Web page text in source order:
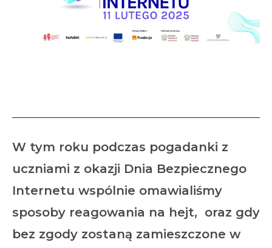
W tym roku podczas pogadanki z
uczniami z okazji Dnia Bezpiecznego
Internetu wspólnie omawialiśmy
sposoby reagowania na hejt, oraz gdy
bez zgody zostaną zamieszczone w